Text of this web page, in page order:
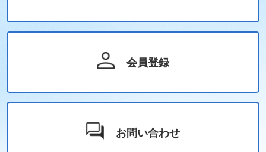
会員登録
お問い合わせ